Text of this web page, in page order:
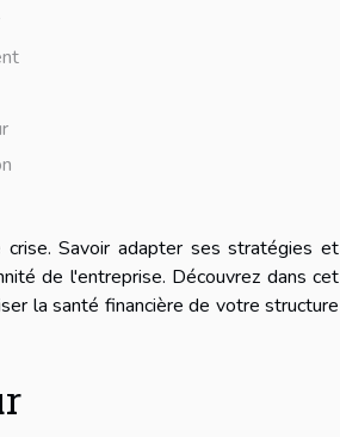
Savoir adapter ses stratégies et
de l'entreprise. Découvrez dans cet
la santé financière de votre structure